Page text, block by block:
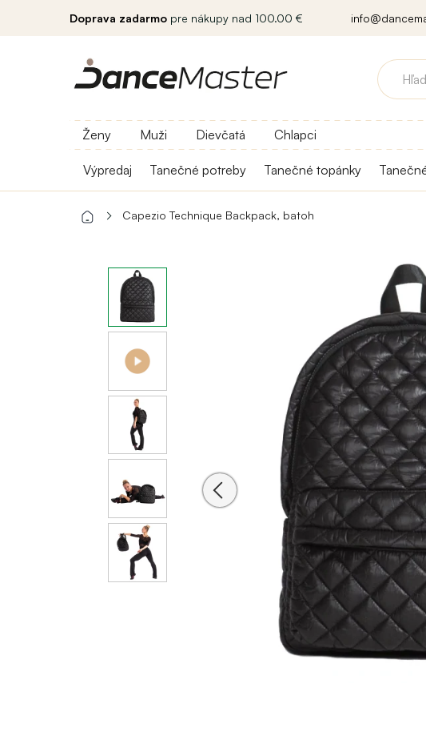
Doprava zadarmo pre nákupy nad 100.00 €
Ženy Muži Dievčatá Chlapci
Výpredaj Tanečné potreby Tanečné topánky
Capezio Technique Backpack, batoh